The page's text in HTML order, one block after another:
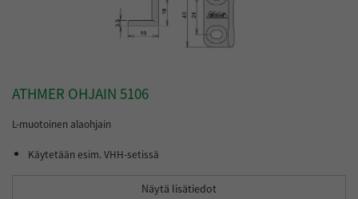
ATHMER OHJAIN 5106
L-muotoinen alaohjain
Käytetään esim. VHH-setissä
Näytä lisätiedot